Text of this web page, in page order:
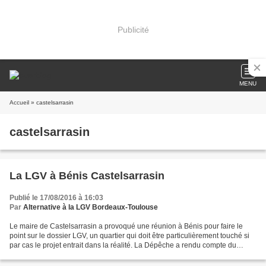
Publicité
MENU
Accueil » castelsarrasin
castelsarrasin
La LGV à Bénis Castelsarrasin
Publié le 17/08/2016 à 16:03
Par Alternative à la LGV Bordeaux-Toulouse
Le maire de Castelsarrasin a provoqué une réunion à Bénis pour faire le
point sur le dossier LGV, un quartier qui doit être particulièrement touché si
par cas le projet entrait dans la réalité. La Dépêche a rendu compte du